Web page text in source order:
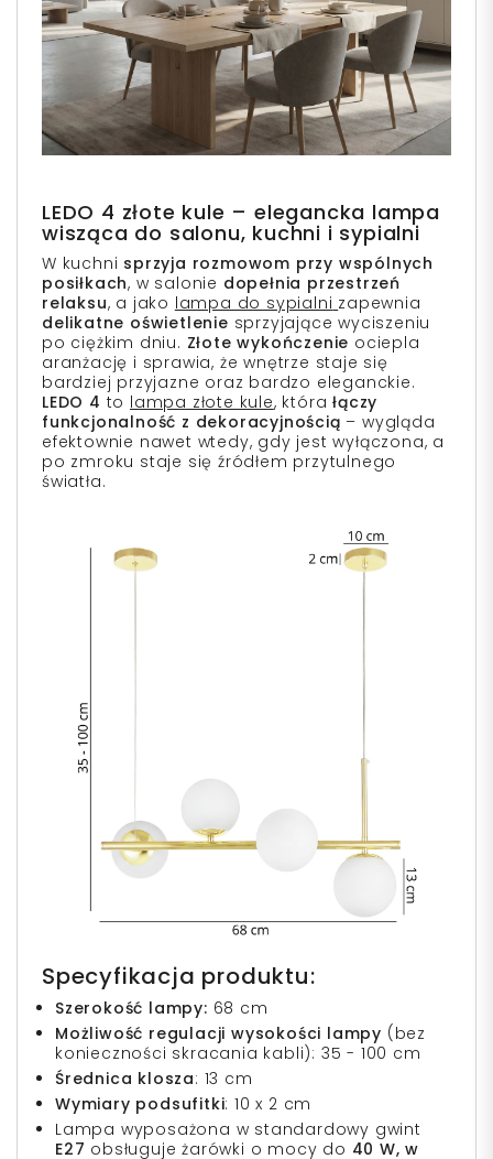
LEDO 4 złote kule – elegancka lampa
wisząca do salonu, kuchni i sypialni
W kuchni sprzyja rozmowom przy wspólnych
posiłkach, w salonie dopełnia przestrzeń
relaksu, a jako lampa do sypialni zapewnia
delikatne oświetlenie sprzyjające wyciszeniu
po ciężkim dniu. Złote wykończenie ociepla
aranżację i sprawia, że wnętrze staje się
bardziej przyjazne oraz bardzo eleganckie.
LEDO 4 to lampa złote kule, którałączy
funkcjonalność z dekoracyjnością – wygląda
efektownie nawet wtedy, gdy jest wyłączona, a
po zmroku staje się źródłem przytulnego
światła.
Specyfikacja produktu:
Szerokość lampy: 68 cm
Możliwość regulacji wysokości lampy (bez
konieczności skracania kabli): 35 - 100 cm
Średnica klosza: 13 cm
Wymiary podsufitki: 10 x 2 cm
Lampa wyposażona w standardowy gwint
E27 obsługuje żarówki o mocy do 40 W, w